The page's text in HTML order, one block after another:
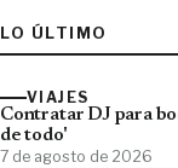
LO ÚLTIMO
VIAJES
Contratar DJ para
de todo'
7 de agosto de 2026